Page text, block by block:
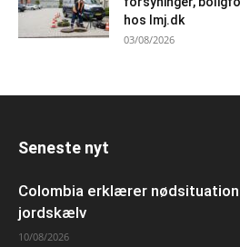
hos lmj.dk
03/08/2026
Seneste nyt
Colombia erklærer
jordskælv
10/08/2026